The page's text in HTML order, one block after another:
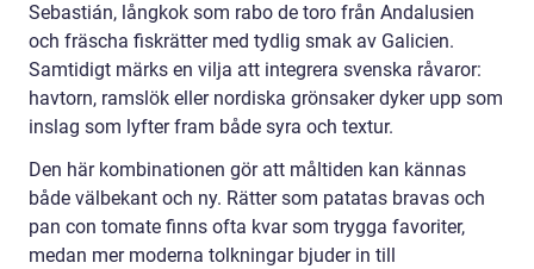
Sebastián, långkok som rabo de toro från Andalusien
och fräscha fiskrätter med tydlig smak av Galicien.
Samtidigt märks en vilja att integrera svenska råvaror:
havtorn, ramslök eller nordiska grönsaker dyker upp som
inslag som lyfter fram både syra och textur.
Den här kombinationen gör att måltiden kan kännas
både välbekant och ny. Rätter som patatas bravas och
pan con tomate finns ofta kvar som trygga favoriter,
medan mer moderna tolkningar bjuder in till